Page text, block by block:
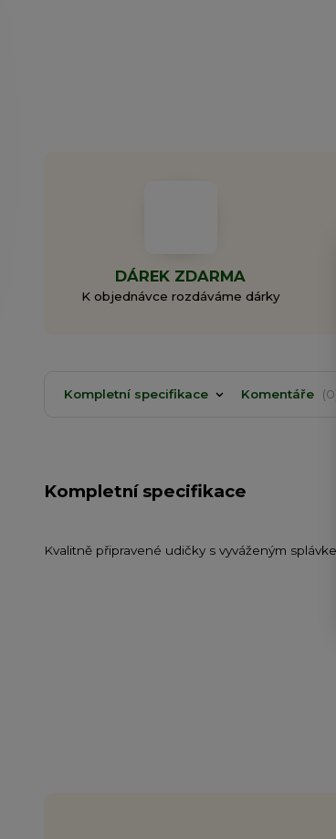
DÁREK ZDARMA
K objednávce rozdáváme dárky
Kompletní specifikace Komentáře 0
Kompletní specifikace
Kvalitně připravené udičky s vyváženým